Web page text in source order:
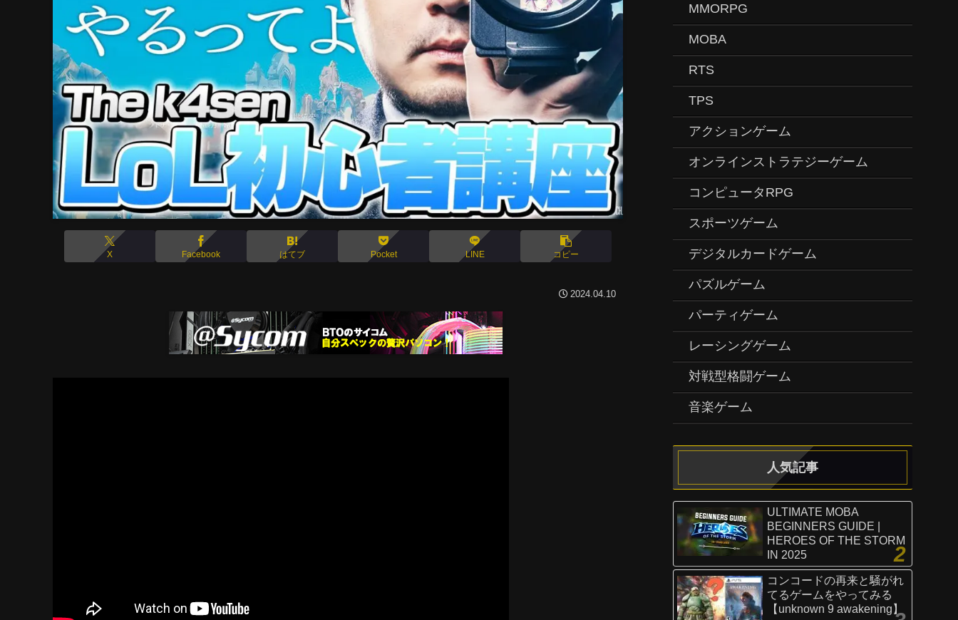
X Facebook はてブ Pocket LINE コピー
2024.04.10
MMORPG
MOBA
RTS
TPS
アクションゲーム
オンラインストラテジーゲーム
コンピュータRPG
スポーツゲーム
デジタルカードゲーム
パズルゲーム
パーティゲーム
レーシングゲーム
対戦型格闘ゲーム
音楽ゲーム
人気記事
ULTIMATE MOBA
BEGINNERS GUIDE |
HEROES OF THE STORM
IN 2025
コンコードの再来と騒がれ
てるゲームをやってみる
【unknown 9 awakening】